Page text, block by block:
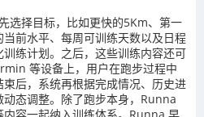
选择目标，比如更快的5Km、第一
前水平、每周可训练天数以及日程
练计划。之后，这些训练内容还可
等设备上，用户在跑步过程中
后，系统再根据完成情况、历史进
态调整。除了跑步本身，Runna